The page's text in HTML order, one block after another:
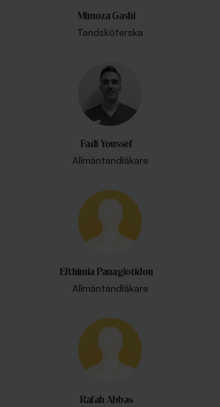
Mimoza Gashi
Tandsköterska
Fadi Youssef
Allmäntandläkare
Efthimia Panagiotidou
Allmäntandläkare
Rafah Abbas